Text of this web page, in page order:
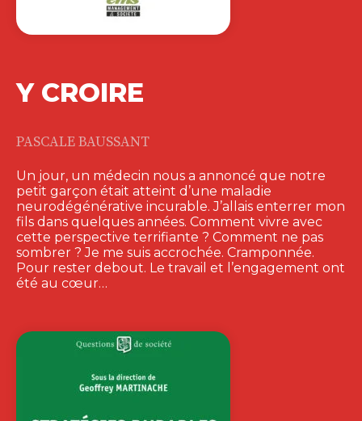
Y CROIRE
PASCALE BAUSSANT
Un jour, un médecin nous a annoncé que notre
petit garçon était atteint d’une maladie
neurodégénérative incurable. J’allais enterrer mon
fils dans quelques années. Comment vivre avec
cette perspective terrifiante ? Comment ne pas
sombrer ? Je me suis accrochée. Cramponnée.
Pour rester debout. Le travail et l’engagement ont
été au cœur…